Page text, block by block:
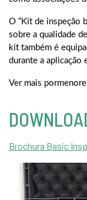
O “Kit de inspeção
sobre a qualidade
kit também é
durante a aplicação
Ver mais
Brochura Basic